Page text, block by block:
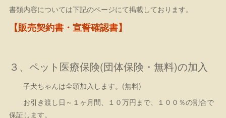
書類内容については下記のページにて掲載しております。
【販売契約書・宣誓確認書】
３、ペット医療保険(団体保険・無料)の加入
子犬ちゃんは全頭加入します。(無料)
お引き渡し日～１ヶ月間、１０万円まで、１００％の割合で
保証します。